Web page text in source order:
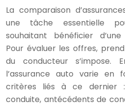
La comparaison
une tâche essentielle
souhaitant bénéficier
Pour évaluer les offres,
du conducteur
l’assurance auto varie en
critères liés à ce dernier
conduite, antécédents de